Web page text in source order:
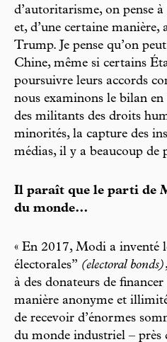
d’autoritarisme, on pense
et, d’une certaine manière,
Trump. Je pense qu’on
Chine, même si certains
poursuivre leurs accords
nous examinons le bilan
des militants des droits
minorités, la capture des
médias, il y a beaucoup de
Il paraît que le parti de
du monde…
« En 2017, Modi a inventé
électorales” (electoral bonds)
à des donateurs de
manière anonyme et
de recevoir d’énormes
du monde industriel – près